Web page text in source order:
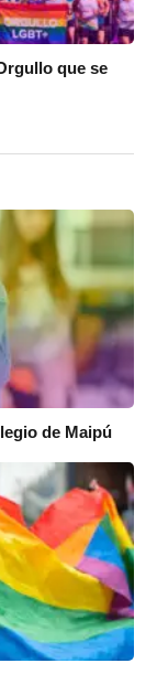
que se
de Maipú